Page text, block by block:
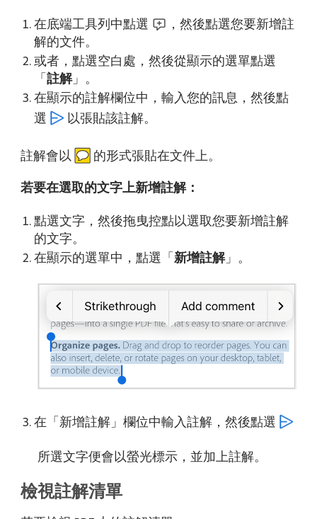
在底端工具列中點選
，然後點選您要新增註
解的文件。
或者，點選空白處，然後從顯示的選單點選
「註解」。
在顯示的註解欄位中，輸入您的訊息，然後點
選
以張貼該註解。
註解會以 的形式張貼在文件上。
若要在選取的文字上新增註解：
點選文字，然後拖曳控點以選取您要新增註解
的文字。
在顯示的選單中，點選「新增註解」。
在「新增註解」欄位中輸入註解，然後點選
所選文字便會以螢光標示，並加上註解。
檢視註解清單